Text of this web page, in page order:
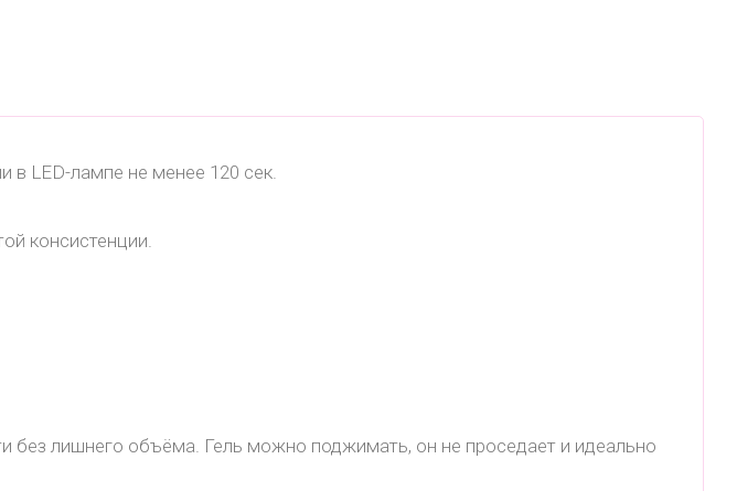
LED-лампе не менее 120 сек.
консистенции.
без лишнего объёма. Гель можно поджимать, он не проседает и идеально